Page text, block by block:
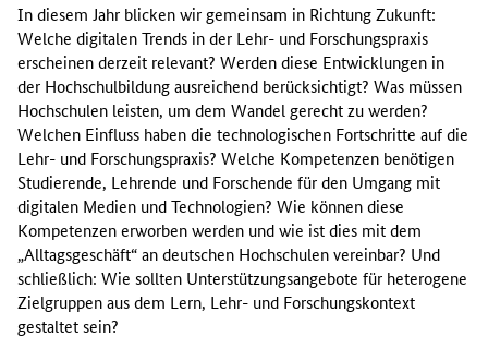
In diesem Jahr blicken wir gemeinsam in Richtung Zukunft:
Welche digitalen Trends in der Lehr- und Forschungspraxis
erscheinen derzeit relevant? Werden diese Entwicklungen in
der Hochschulbildung ausreichend berücksichtigt? Was müssen
Hochschulen leisten, um dem Wandel gerecht zu werden?
Welchen Einfluss haben die technologischen Fortschritte auf die
Lehr- und Forschungspraxis? Welche Kompetenzen benötigen
Studierende, Lehrende und Forschende für den Umgang mit
digitalen Medien und Technologien? Wie können diese
Kompetenzen erworben werden und wie ist dies mit dem
„Alltagsgeschäft“ an deutschen Hochschulen vereinbar? Und
schließlich: Wie sollten Unterstützungsangebote für heterogene
Zielgruppen aus dem Lern, Lehr- und Forschungskontext
gestaltet sein?